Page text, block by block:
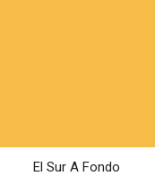
El Sur A Fondo